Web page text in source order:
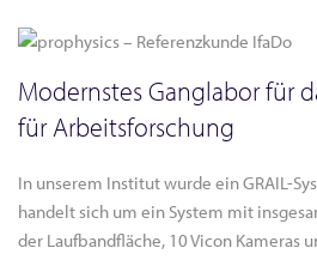
Modernstes Ganglabor für
für Arbeitsforschung
In unserem Institut wurde ein GRAIL-
handelt sich um ein System mit
der Laufbandfläche, 10 Vicon Kameras